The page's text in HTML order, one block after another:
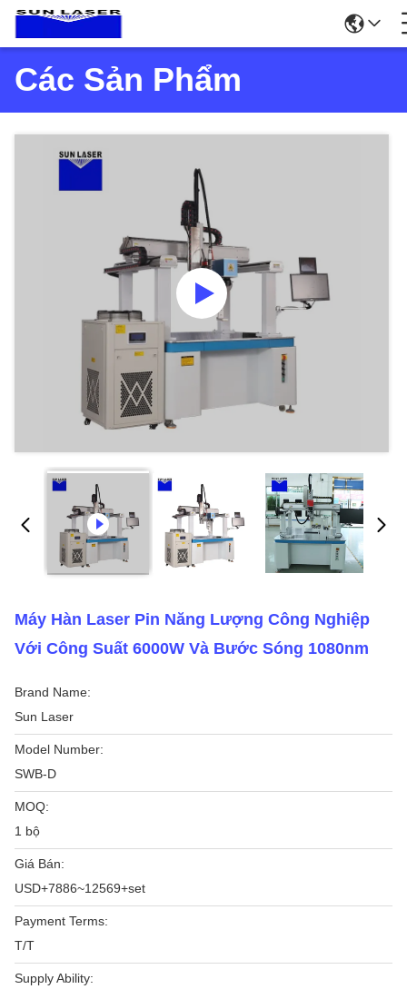
Các Sản Phẩm
Máy Hàn Laser Pin Năng Lượng Công Nghiệp
Với Công Suất 6000W Và Bước Sóng 1080nm
Brand Name:
Sun Laser
Model Number:
SWB-D
MOQ:
1 bộ
Giá Bán:
USD+7886~12569+set
Payment Terms:
T/T
Supply Ability: